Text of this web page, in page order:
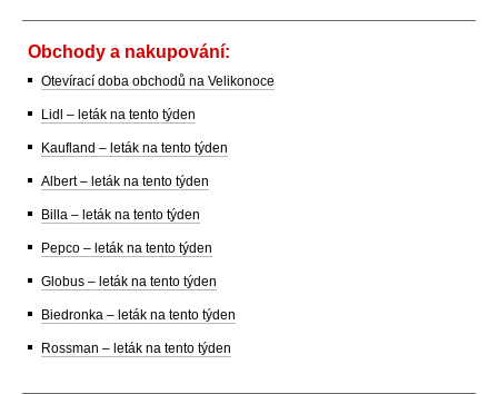
Obchody a nakupování:
Otevírací doba obchodů na Velikonoce
Lidl – leták na tento týden
Kaufland – leták na tento týden
Albert – leták na tento týden
Billa – leták na tento týden
Pepco – leták na tento týden
Globus – leták na tento týden
Biedronka – leták na tento týden
Rossman – leták na tento týden